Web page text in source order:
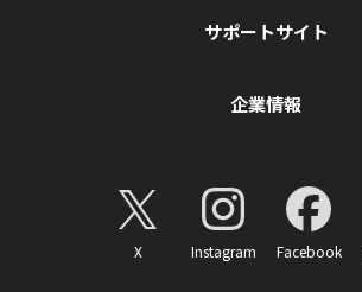
サポートサイト
企業情報
X Instagram Facebook